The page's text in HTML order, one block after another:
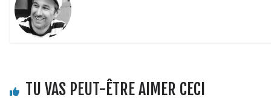
TU VAS PEUT-ÊTRE AIMER CECI